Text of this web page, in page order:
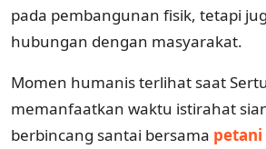
pada pembangunan fisik, tetapi
hubungan dengan masyarakat.
Momen humanis terlihat saat
memanfaatkan waktu istirahat
berbincang santai bersama petani